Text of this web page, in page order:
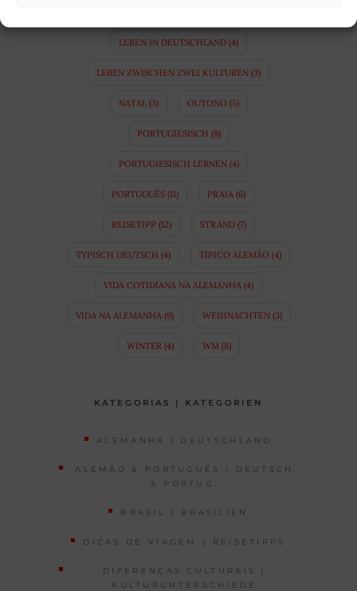
LEBEN IN DEUTSCHLAND (4)
LEBEN ZWISCHEN ZWEI KULTUREN (3)
NATAL(3) OUTONO (5)
PORTUGIESISCH (8)
PORTUGIESISCH LERNEN(4)
PORTUGUÊS (11) PRAIA (6)
REISETIPP(12) STRAND(7)
TYPISCH DEUTSCH (4) TÍPICO ALEMÃO (4)
VIDA COTIDIANA NA ALEMANHA (4)
VIDA NA ALEMANHA(9) WEIHNACHTEN(3)
WINTER(4) WM(8)
KATEGORIAS | KATEGORIEN
ALEMANHA | DEUTSCHLAND
ALEMÃO & PORTUGUÊS | DEUTSCH
& PORTUG.
BRASIL | BRASILIEN
DICAS DE VIAGEM | REISETIPPS
DIFERENÇAS CULTURAIS |
KULTURUNTERSCHIEDE